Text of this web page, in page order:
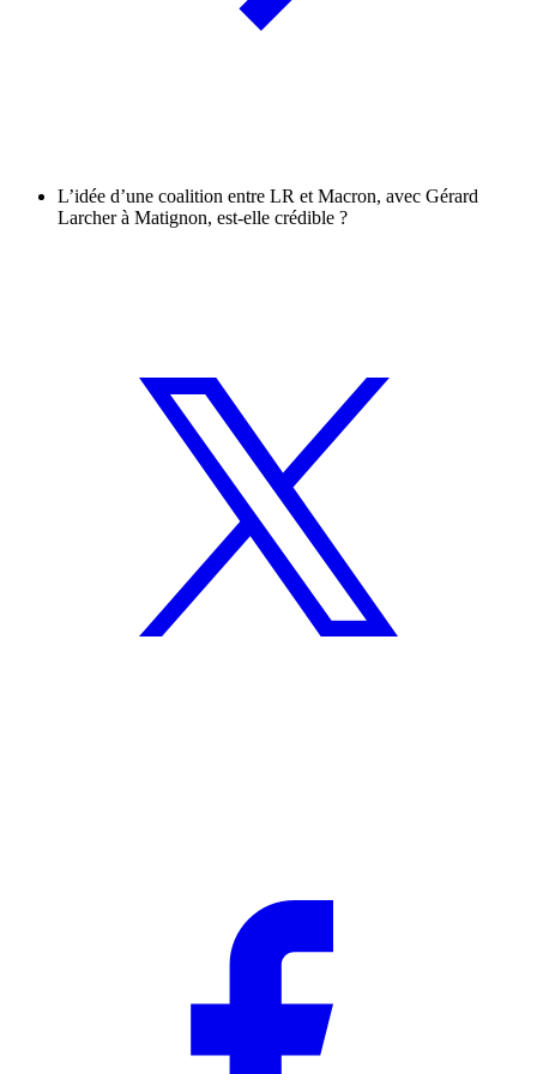
L’idée d’une coalition entre LR et Macron, avec Gérard
Larcher à Matignon, est-elle crédible ?